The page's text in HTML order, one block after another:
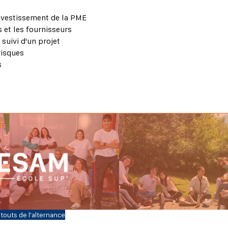
de la PME
et les fournisseurs
d'un projet
de l'alternance